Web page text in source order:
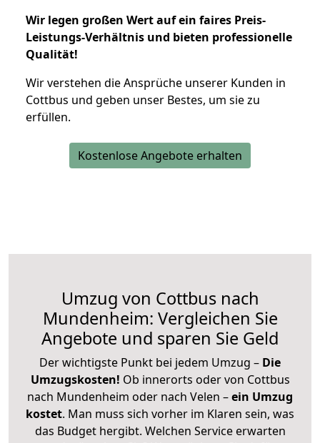
Wir legen großen Wert auf ein faires Preis-
Leistungs-Verhältnis und bieten professionelle
Qualität!
Wir verstehen die Ansprüche unserer Kunden in
Cottbus und geben unser Bestes, um sie zu
erfüllen.
Kostenlose Angebote erhalten
Umzug von Cottbus nach
Mundenheim: Vergleichen Sie
Angebote und sparen Sie Geld
Der wichtigste Punkt bei jedem Umzug – Die
Umzugskosten! Ob innerorts oder von Cottbus
nach Mundenheim oder nach Velen –ein Umzug
kostet. Man muss sich vorher im Klaren sein, was
das Budget hergibt. Welchen Service erwarten